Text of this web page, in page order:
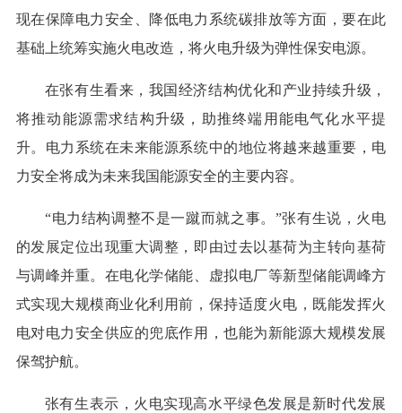
现在保障电力安全、降低电力系统碳排放等方面，要在此
基础上统筹实施火电改造，将火电升级为弹性保安电源。
在张有生看来，我国经济结构优化和产业持续升级，
将推动能源需求结构升级，助推终端用能电气化水平提
升。电力系统在未来能源系统中的地位将越来越重要，电
力安全将成为未来我国能源安全的主要内容。
“电力结构调整不是一蹴而就之事。”张有生说，火电
的发展定位出现重大调整，即由过去以基荷为主转向基荷
与调峰并重。在电化学储能、虚拟电厂等新型储能调峰方
式实现大规模商业化利用前，保持适度火电，既能发挥火
电对电力安全供应的兜底作用，也能为新能源大规模发展
保驾护航。
张有生表示，火电实现高水平绿色发展是新时代发展